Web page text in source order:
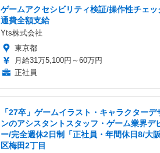
ゲームアクセシビリティ検証/操作性チェッ
通費全額支給
Yts株式会社
東京都
月給31万5,100円～60万円
正社員
「27卒」ゲームイラスト・キャラクターデ
ンのアシスタントスタッフ・ゲーム業界デ
ー/完全週休2日制「正社員・年間休日8/大
区梅田2丁目